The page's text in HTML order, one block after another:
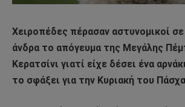
Χειροπέδες πέρασαν αστυνομικοί
άνδρα το απόγευμα της Μεγάλης
Κερατσίνι γιατί είχε δέσει ένα
το σφάξει για την Κυριακή του